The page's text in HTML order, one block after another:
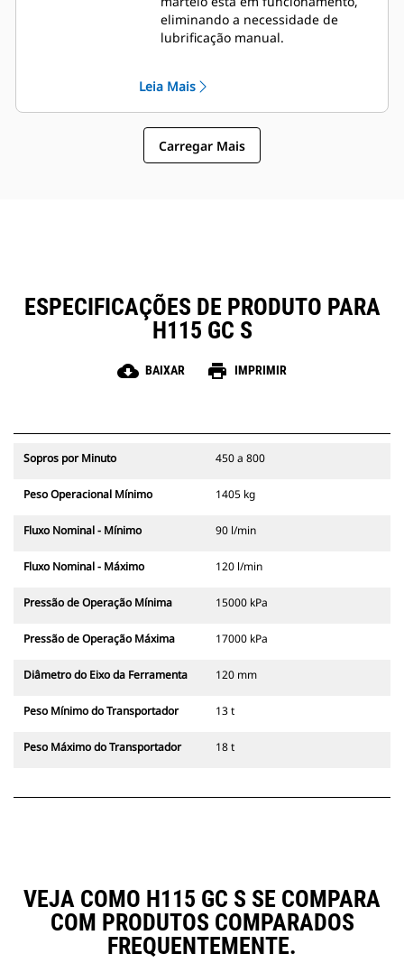
eliminando a necessidade de
lubrificação manual.
campo, ajudando a reduzir o
tempo de serviço.
Verifique a carga de gás do
martelo sem removê-lo da
máquina.
Leia Mais
Carregar Mais
ESPECIFICAÇÕES DE PRODUTO PARA
H115 GC S
cloud_download BAIXAR print IMPRIMIR
Sopros por Minuto 450 a 800
Peso Operacional Mínimo 1405 kg
Fluxo Nominal - Mínimo 90 l/min
Fluxo Nominal - Máximo 120 l/min
Pressão de Operação Mínima 15000 kPa
Pressão de Operação Máxima 17000 kPa
Diâmetro do Eixo da Ferramenta 120 mm
Peso Mínimo do Transportador 13 t
Peso Máximo do Transportador 18 t
VEJA COMO H115 GC S SE COMPARA
COM PRODUTOS COMPARADOS
FREQUENTEMENTE.